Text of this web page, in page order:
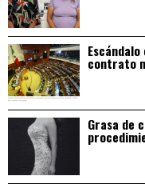
contrato
Grasa de